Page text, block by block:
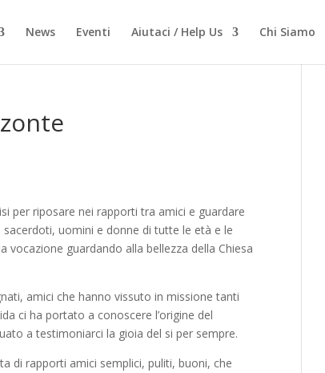
News Eventi Aiutaci / Help Us Chi Siamo
per riposare nei rapporti tra amici e guardare
uomini e donne di tutte le età e le
vocazione guardando alla bellezza della Chiesa
amici che hanno vissuto in missione tanti
ci ha portato a conoscere l’origine del
a testimoniarci la gioia del si per sempre.
di rapporti amici semplici, puliti, buoni, che